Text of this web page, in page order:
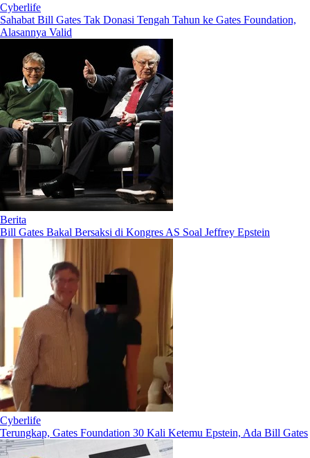
Cyberlife
Sahabat Bill Gates Tak Donasi Tengah Tahun ke Gates Foundation,
Alasannya Valid
Berita
Bill Gates Bakal Bersaksi di Kongres AS Soal Jeffrey Epstein
Cyberlife
Terungkap, Gates Foundation 30 Kali Ketemu Epstein, Ada Bill Gates